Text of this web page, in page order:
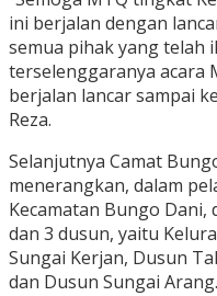
ini berjalan dengan
semua pihak yang telah
terselenggaranya acara
berjalan lancar sampai
Reza.
Selanjutnya Camat
menerangkan, dalam
Kecamatan Bungo
dan 3 dusun, yaitu
Sungai Kerjan, Dusun
dan Dusun Sungai Arang.